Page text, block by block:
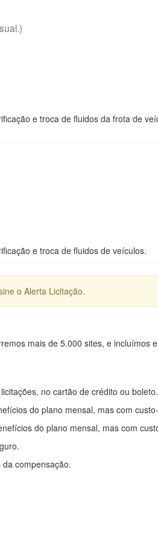
e troca de fluidos da frota de
e troca de fluidos de veículos.
o Alerta Licitação.
mais de 5.000 sites, e incluímos
no cartão de crédito ou boleto.
do plano mensal, mas com
do plano mensal, mas com
compensação.